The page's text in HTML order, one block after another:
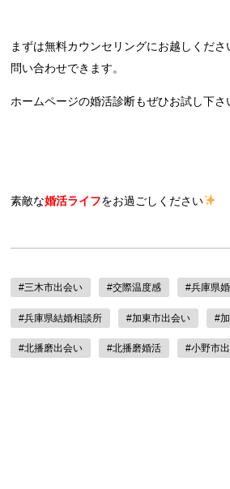
まずは無料カウンセリングにお越しくだ
問い合わせできます。
ホームページの婚活診断もぜひお試し下さ
素敵な婚活ライフをお過ごしください
#三木市出会い #交際温度感 #兵庫県
#兵庫県結婚相談所 #加東市出会い #
#北播磨出会い #北播磨婚活 #小野市